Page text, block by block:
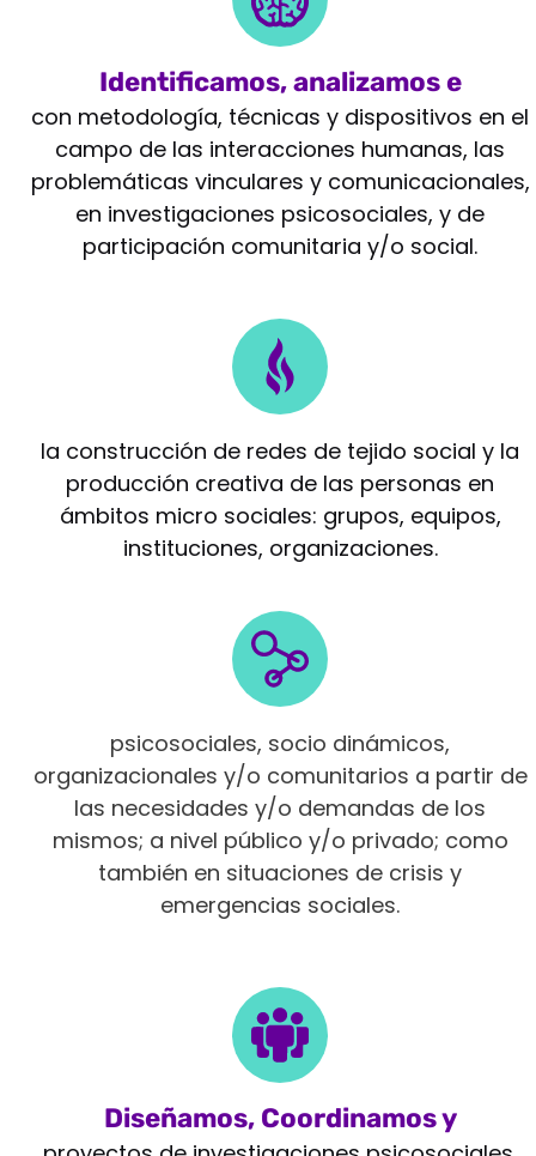
Identificamos, analizamos e
intervenimos
con metodología, técnicas y dispositivos en el
campo de las interacciones humanas, las
problemáticas vinculares y comunicacionales,
en investigaciones psicosociales, y de
participación comunitaria y/o social.
Potenciamos
la construcción de redes de tejido social y la
producción creativa de las personas en
ámbitos micro sociales: grupos, equipos,
instituciones, organizaciones.
Intervenimos en diferentes ámbitos
psicosociales, socio dinámicos,
organizacionales y/o comunitarios a partir de
las necesidades y/o demandas de los
mismos; a nivel público y/o privado; como
también en situaciones de crisis y
emergencias sociales.
Diseñamos, Coordinamos y